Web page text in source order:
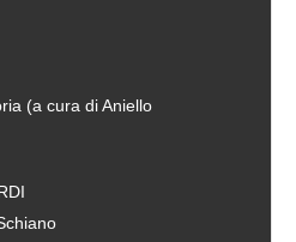
(a cura di Aniello